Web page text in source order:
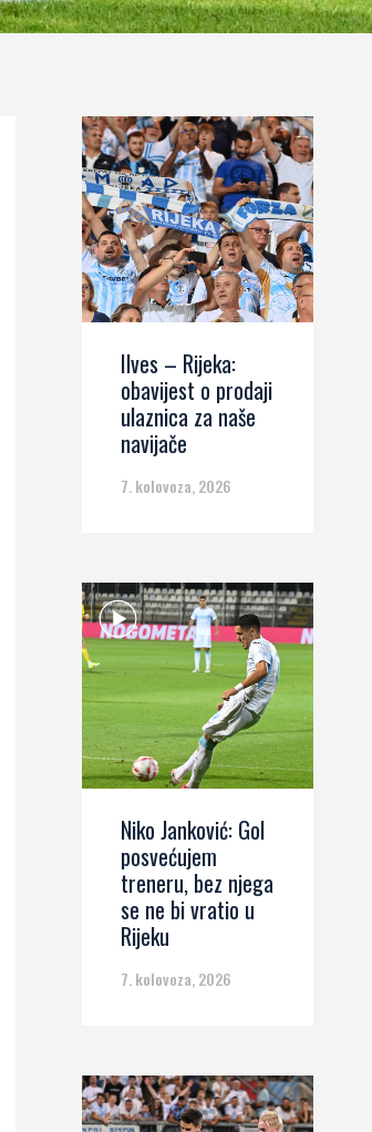
Ilves – Rijeka:
obavijest o prodaji
ulaznica za naše
navijače
7. kolovoza, 2026
Niko Janković: Gol
posvećujem
treneru, bez njega
se ne bi vratio u
Rijeku
7. kolovoza, 2026